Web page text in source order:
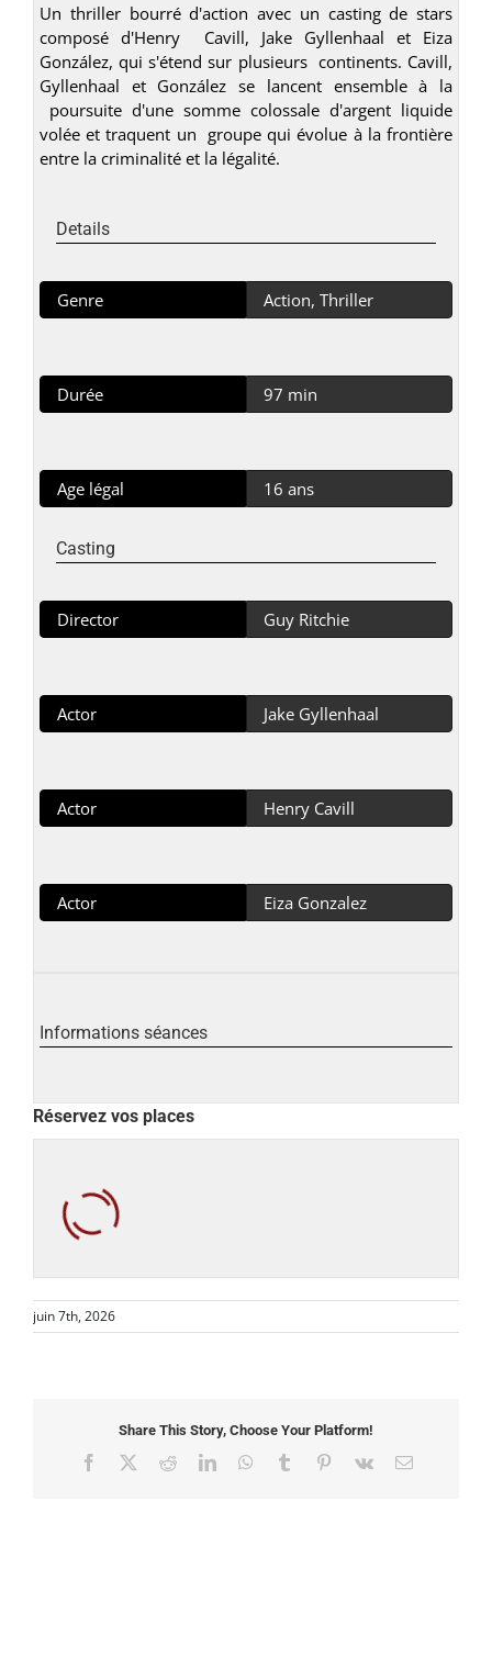
Un thriller bourré d'action avec un casting de stars
composé d'Henry Cavill, Jake Gyllenhaal et Eiza
González, qui s'étend sur plusieurs continents. Cavill,
Gyllenhaal et González se lancent ensemble à la
poursuite d'une somme colossale d'argent liquide
volée et traquent un groupe qui évolue à la frontière
entre la criminalité et la légalité.
Details
Genre Action, Thriller
Durée 97 min
Age légal 16 ans
Casting
Director Guy Ritchie
Actor Jake Gyllenhaal
Actor Henry Cavill
Actor Eiza Gonzalez
Informations séances
Réservez vos places
juin 7th, 2026
Share This Story, Choose Your Platform!
Facebook RedditLinkedInWhatsApp
Tumblr Pinterest
Vk Email